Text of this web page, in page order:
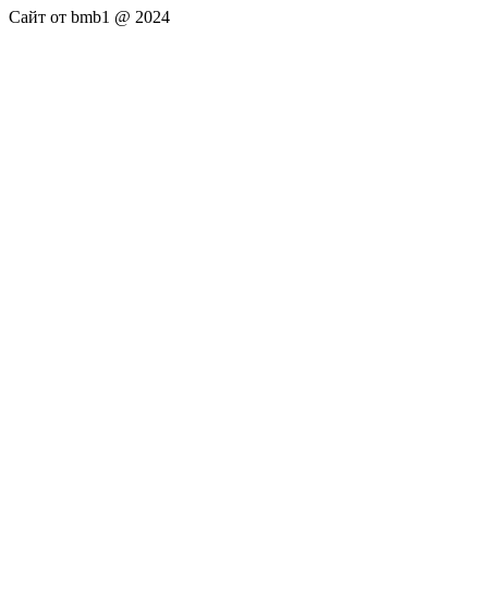
Сайт от bmb1 @ 2024